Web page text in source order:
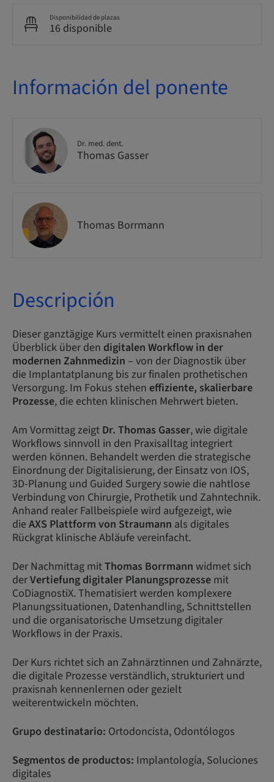
Disponibilidad de plazas
16 disponible
Información del ponente
Dr. med. dent.
Thomas Gasser
Thomas Borrmann
Descripción
Dieser ganztägige Kurs vermittelt einen praxisnahen
Überblick über den digitalen Workflow in der
modernen Zahnmedizin – von der Diagnostik über
die Implantatplanung bis zur finalen prothetischen
Versorgung. Im Fokus stehen effiziente, skalierbare
Prozesse, die echten klinischen Mehrwert bieten.
Am Vormittag zeigt Dr. Thomas Gasser, wie digitale
Workflows sinnvoll in den Praxisalltag integriert
werden können. Behandelt werden die strategische
Einordnung der Digitalisierung, der Einsatz von IOS,
3D-Planung und Guided Surgery sowie die nahtlose
Verbindung von Chirurgie, Prothetik und Zahntechnik.
Anhand realer Fallbeispiele wird aufgezeigt, wie
die AXS Plattform von Straumann als digitales
Rückgrat klinische Abläufe vereinfacht.
Der Nachmittag mitThomas Borrmann widmet sich
derVertiefung digitaler Planungsprozesse mit
CoDiagnostiX. Thematisiert werden komplexere
Planungssituationen, Datenhandling, Schnittstellen
und die organisatorische Umsetzung digitaler
Workflows in der Praxis.
Der Kurs richtet sich an Zahnärztinnen und Zahnärzte,
die digitale Prozesse verständlich, strukturiert und
praxisnah kennenlernen oder gezielt
weiterentwickeln möchten.
Grupo destinatario: Ortodoncista, Odontólogos
Segmentos de productos: Implantología, Soluciones
digitales